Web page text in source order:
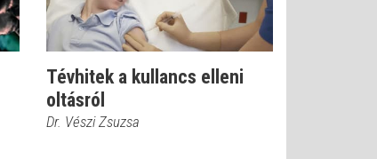
Tévhitek a kullancs elleni
oltásról
Dr. Vészi Zsuzsa